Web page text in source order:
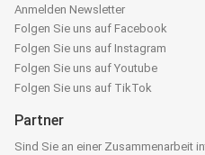
Anmelden Newsletter
Folgen Sie uns auf Facebook
Folgen Sie uns auf Instagram
Folgen Sie uns auf Youtube
Folgen Sie uns auf TikTok
Partner
Sind Sie an einer Zusammenarbeit